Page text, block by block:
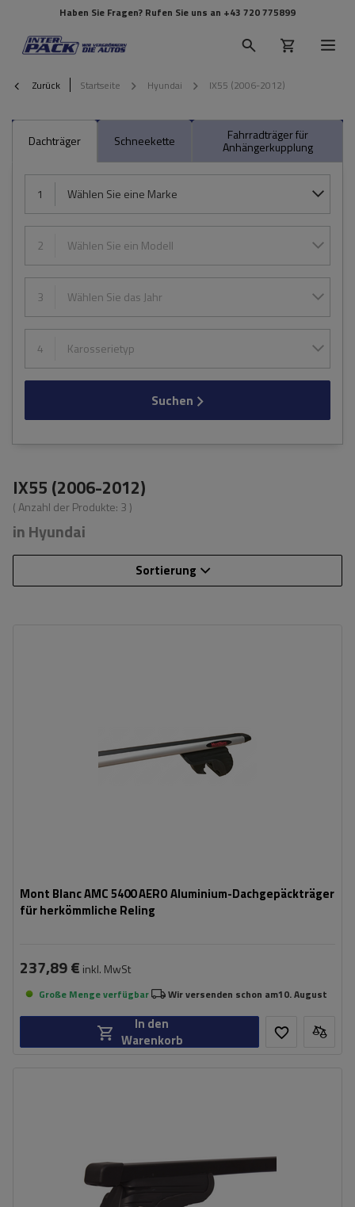
Haben Sie Fragen? Rufen Sie uns an +43 720 775899
Zurück Startseite Hyundai IX55 (2006-2012)
Dachträger Schneekette Fahrradträger für
Anhängerkupplung
1 Wählen Sie eine Marke
2 Wählen Sie ein Modell
3 Wählen Sie das Jahr
4 Karosserietyp
Suchen
IX55 (2006-2012)
( Anzahl der Produkte: 3 )
in Hyundai
Sortierung
Mont Blanc AMC 5400 AERO Aluminium-Dachgepäckträger
für herkömmliche Reling
237,89 € inkl. MwSt
Große Menge verfügbar Wir versenden schon am10. August
In den
Warenkorb